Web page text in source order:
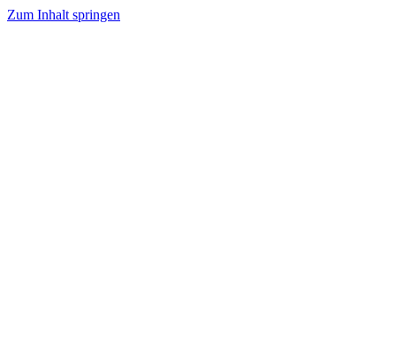
Zum Inhalt springen